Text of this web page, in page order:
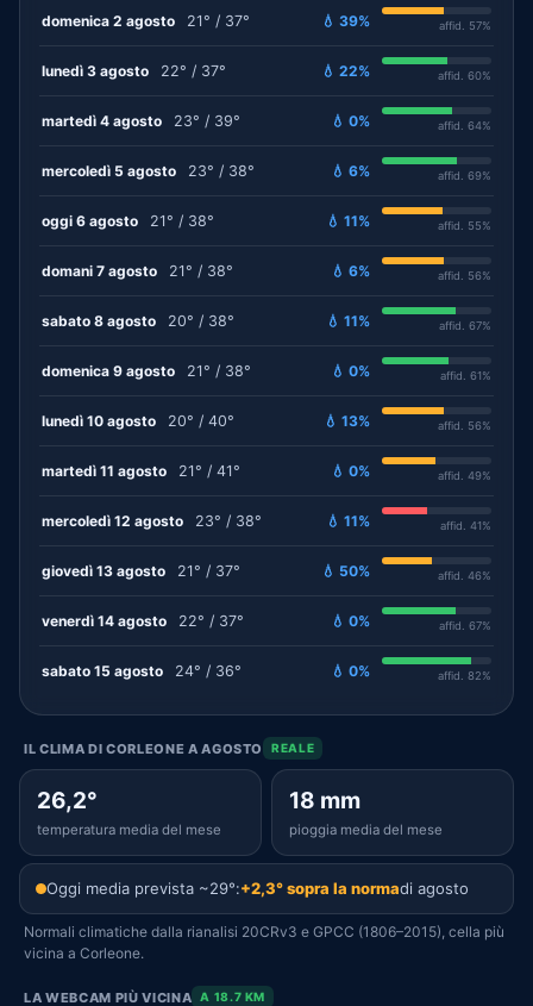
domenica 2 agosto 21° / 37° 💧 39% affid. 57%
lunedì 3 agosto 22° / 37° 💧 22% affid. 60%
martedì 4 agosto 23° / 39° 💧 0% affid. 64%
mercoledì 5 agosto 23° / 38° 💧 6% affid. 69%
oggi 6 agosto 21° / 38° 💧 11% affid. 55%
domani 7 agosto 21° / 38° 💧 6% affid. 56%
sabato 8 agosto 20° / 38° 💧 11% affid. 67%
domenica 9 agosto 21° / 38° 💧 0% affid. 61%
lunedì 10 agosto 20° / 40° 💧 13% affid. 56%
martedì 11 agosto 21° / 41° 💧 0% affid. 49%
mercoledì 12 agosto 23° / 38° 💧 11% affid. 41%
giovedì 13 agosto 21° / 37° 💧 50% affid. 46%
venerdì 14 agosto 22° / 37° 💧 0% affid. 67%
sabato 15 agosto 24° / 36° 💧 0% affid. 82%
IL CLIMA DI CORLEONE A AGOSTO REALE
26,2°
temperatura media del mese
18 mm
pioggia media del mese
Oggi media prevista ~29°:+2,3° sopra la normadi agosto
Normali climatiche dalla rianalisi 20CRv3 e GPCC (1806–2015), cella più
vicina a Corleone.
LA WEBCAM PIÙ VICINA A 18.7 KM